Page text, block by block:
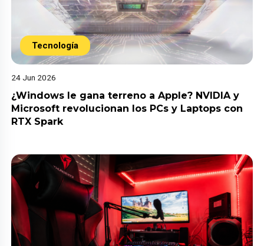
Tecnología
24 Jun 2026
¿Windows le gana terreno a Apple? NVIDIA y
Microsoft revolucionan los PCs y Laptops con
RTX Spark